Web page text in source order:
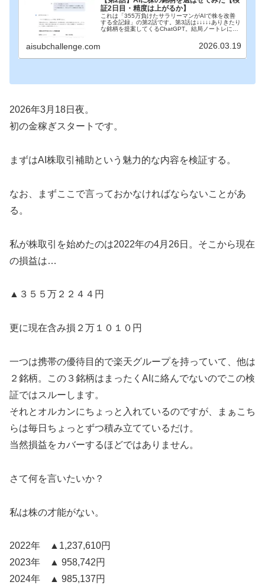
証2日目・精度は上がるか】
これは「355万負けたサラリーマンがAIで株を改善
する全記録」の第2話です。第3話は↓↓↓↓↓ありきたり
な銘柄を提案してくるChatGPT。結局ノートレに終
ひどかったですね。一瞬寄り底の雰囲気を…
aisubchallenge.com 2026.03.19
2026年3月18日夜。
初の金稼ぎスタートです。
まずはAI株取引補助という魅力的な内容を検証する。
なお、まずここで言っておかなければならないことがあ
る。
私が株取引を始めたのは2022年の4月26日。そこから現在
の損益は…
▲３５５万２２４４円
更に現在含み損２万１０１０円
一つは携帯の優待目的で楽天グループを持っていて、他は
２銘柄。この３銘柄はまったくAIに絡んでないのでこの検
証ではスルーします。
それとオルカンにちょっと入れているのですが、まぁこち
らは毎日ちょっとずつ積み立てているだけ。
当然損益をカバーするほどではありません。
さて何を言いたいか？
私は株の才能がない。
2022年 ▲1,237,610円
2023年 ▲ 958,742円
2024年 ▲ 985,137円